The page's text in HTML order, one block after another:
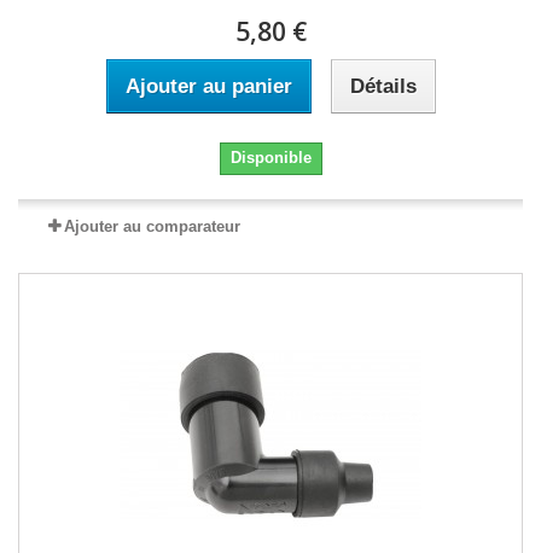
5,80 €
Ajouter au panier Détails
Disponible
Ajouter au comparateur